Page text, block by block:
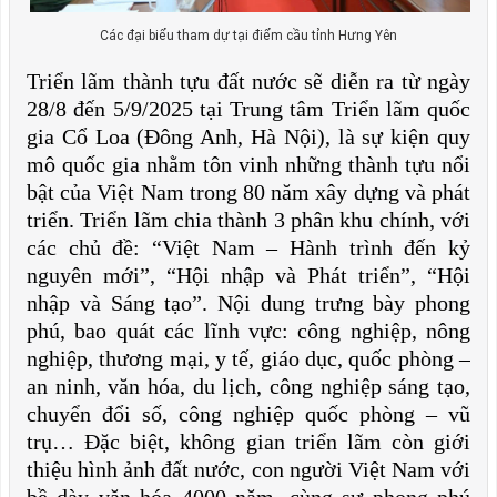
Các đại biểu tham dự tại điểm cầu tỉnh Hưng Yên
Triển lãm thành tựu đất nước sẽ diễn ra từ ngày
28/8 đến 5/9/2025 tại Trung tâm Triển lãm quốc
gia Cổ Loa (Đông Anh, Hà Nội), là sự kiện quy
mô quốc gia nhằm tôn vinh những thành tựu nổi
bật của Việt Nam trong 80 năm xây dựng và phát
triển. Triển lãm chia thành 3 phân khu chính, với
các chủ đề: “Việt Nam – Hành trình đến kỷ
nguyên mới”, “Hội nhập và Phát triển”, “Hội
nhập và Sáng tạo”. Nội dung trưng bày phong
phú, bao quát các lĩnh vực: công nghiệp, nông
nghiệp, thương mại, y tế, giáo dục, quốc phòng –
an ninh, văn hóa, du lịch, công nghiệp sáng tạo,
chuyển đổi số, công nghiệp quốc phòng – vũ
trụ… Đặc biệt, không gian triển lãm còn giới
thiệu hình ảnh đất nước, con người Việt Nam với